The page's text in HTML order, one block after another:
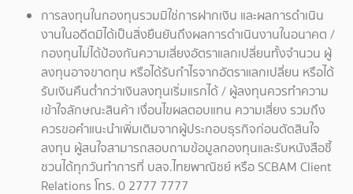
การลงทุนในกองทุนรวมมิใช่การฝากเงิน และผลการดำเนิน
งานในอดีตมิได้เป็นสิ่งยืนยันถึงผลการดำเนินงานในอนาคต /
กองทุนไม่ได้ป้องกันความเสี่ยงอัตราแลกเปลี่ยนทั้งจำนวน ผู้
ลงทุนอาจขาดทุน หรือได้รับกำไรจากอัตราแลกเปลี่ยน หรือได้
รับเงินคืนต่ำกว่าเงินลงทุนเริ่มแรกได้ / ผู้ลงทุนควรทำความ
เข้าใจลักษณะสินค้า เงื่อนไขผลตอบแทน ความเสี่ยง รวมถึง
ควรขอคำแนะนำเพิ่มเติมจากผู้ประกอบธุรกิจก่อนตัดสินใจ
ลงทุน ผู้สนใจสามารถสอบถามข้อมูลกองทุนและรับหนังสือชี้
ชวนได้ทุกวันทำการที่ บลจ.ไทยพาณิชย์ หรือ SCBAM Client
Relations โทร. 0 2777 7777